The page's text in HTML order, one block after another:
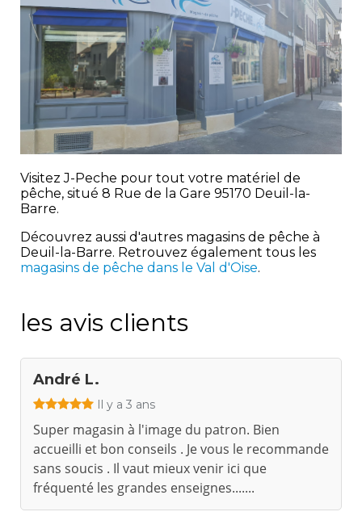
Visitez J-Peche pour tout votre matériel de
pêche, situé 8 Rue de la Gare 95170 Deuil-la-
Barre.
Découvrez aussi d'autres magasins de pêche à
Deuil-la-Barre. Retrouvez également tous les
magasins de pêche dans le Val d'Oise.
les avis clients
André L.
Il y a 3 ans
Super magasin à l'image du patron. Bien
accueilli et bon conseils . Je vous le recommande
sans soucis . Il vaut mieux venir ici que
fréquenté les grandes enseignes.......